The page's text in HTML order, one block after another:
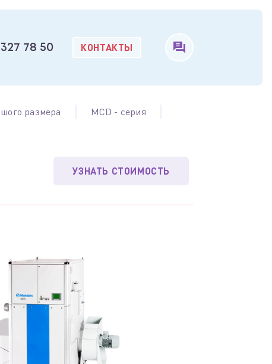
327 78 50 КОНТАКТЫ
размера
MCD - серия
УЗНАТЬ СТОИМОСТЬ